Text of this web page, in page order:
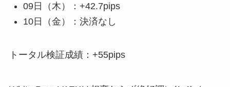
09日（木）：+42.7pips
10日（金）：決済なし
トータル検証成績：+55pips